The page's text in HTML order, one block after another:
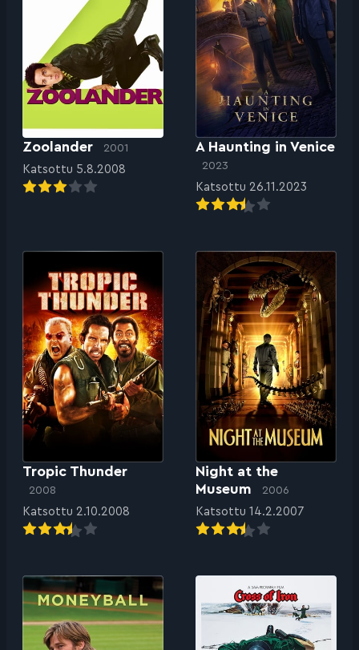
Zoolander 2001
Katsottu 5.8.2008
A Haunting in Venice
2023
Katsottu 26.11.2023
Tropic Thunder
2008
Katsottu 2.10.2008
Night at the
Museum
2006
Katsottu 14.2.2007